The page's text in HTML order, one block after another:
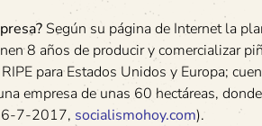
Según su página de Internet la
8 años de producir y comercializar
para Estados Unidos y Europa;
empresa de unas 60 hectáreas,
7-2017, socialismohoy.com).